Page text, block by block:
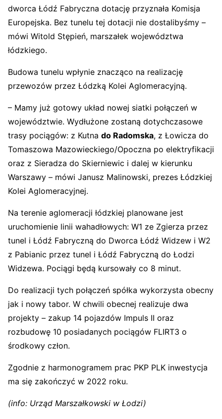
dworca Łódź Fabryczna dotację przyznała Komisja
Europejska. Bez tunelu tej dotacji nie dostalibyśmy –
mówi Witold Stępień, marszałek województwa
łódzkiego.
Budowa tunelu wpłynie znacząco na realizację
przewozów przez Łódzką Kolei Aglomeracyjną.
– Mamy już gotowy układ nowej siatki połączeń w
województwie. Wydłużone zostaną dotychczasowe
trasy pociągów: z Kutna do Radomska, z Łowicza do
Tomaszowa Mazowieckiego/Opoczna po elektryfikacji
oraz z Sieradza do Skierniewic i dalej w kierunku
Warszawy – mówi Janusz Malinowski, prezes Łódzkiej
Kolei Aglomeracyjnej.
Na terenie aglomeracji łódzkiej planowane jest
uruchomienie linii wahadłowych: W1 ze Zgierza przez
tunel i Łódź Fabryczną do Dworca Łódź Widzew i W2
z Pabianic przez tunel i Łódź Fabryczną do Łodzi
Widzewa. Pociągi będą kursowały co 8 minut.
Do realizacji tych połączeń spółka wykorzysta obecny
jak i nowy tabor. W chwili obecnej realizuje dwa
projekty – zakup 14 pojazdów Impuls II oraz
rozbudowę 10 posiadanych pociągów FLIRT3 o
środkowy człon.
Zgodnie z harmonogramem prac PKP PLK inwestycja
ma się zakończyć w 2022 roku.
(info: Urząd Marszałkowski w Łodzi)